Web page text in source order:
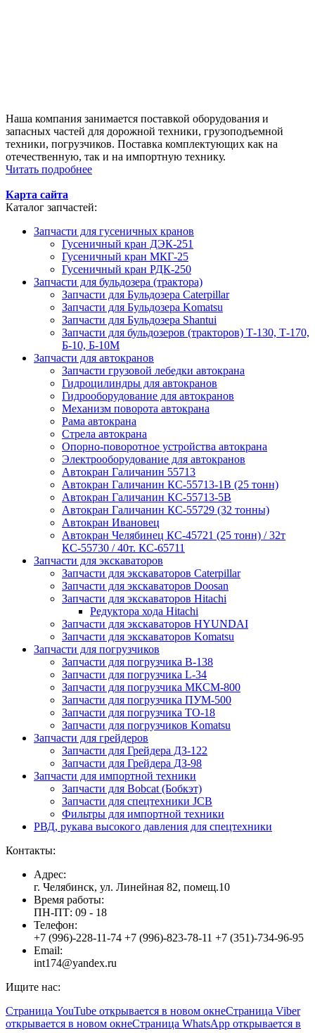
Наша компания занимается поставкой оборудования и
запасных частей для дорожной техники, грузоподъемной
техники, погрузчиков. Поставка комплектующих как на
отечественную, так и на импортную технику.
Читать подробнее
Карта сайта
Каталог запчастей:
Запчасти для гусеничных кранов
Гусеничный кран ДЭК-251
Гусеничный кран МКГ-25
Гусеничный кран РДК-250
Запчасти для бульдозера (трактора)
Запчасти для Бульдозера Caterpillar
Запчасти для Бульдозера Komatsu
Запчасти для Бульдозера Shantui
Запчасти для бульдозеров (тракторов) Т-130, Т-170,
Б-10, Б-10М
Запчасти для автокранов
Запчасти грузовой лебедки автокрана
Гидроцилиндры для автокранов
Гидрооборудование для автокранов
Механизм поворота автокрана
Рама автокрана
Стрела автокрана
Опорно-поворотное устройства автокрана
Электрооборудование для автокранов
Автокран Галичанин 55713
Автокран Галичанин КС-55713-1В (25 тонн)
Автокран Галичанин КС-55713-5В
Автокран Галичанин КС-55729 (32 тонны)
Автокран Ивановец
Автокран Челябинец КС-45721 (25 тонн) / 32т
КС-55730 / 40т. КС-65711
Запчасти для экскаваторов
Запчасти для экскаваторов Caterpillar
Запчасти для экскаваторов Doosan
Запчасти для экскаваторов Hitachi
Редуктора хода Hitachi
Запчасти для экскаваторов HYUNDAI
Запчасти для экскаваторов Komatsu
Запчасти для погрузчиков
Запчасти для погрузчика B-138
Запчасти для погрузчика L-34
Запчасти для погрузчика МКСМ-800
Запчасти для погрузчика ПУМ-500
Запчасти для погрузчика ТО-18
Запчасти для погрузчиков Komatsu
Запчасти для грейдеров
Запчасти для Грейдера ДЗ-122
Запчасти для Грейдера ДЗ-98
Запчасти для импортной техники
Запчасти для Bobcat (Бобкэт)
Запчасти для спецтехники JCB
Фильтры для импортной техники
РВД, рукава высокого давления для спецтехники
Контакты:
Адрес:
г. Челябинск, ул. Линейная 82, помещ.10
Время работы:
ПН-ПТ: 09 - 18
Телефон:
+7 (996)-228-11-74 +7 (996)-823-78-11 +7 (351)-734-96-95
Email:
int174@yandex.ru
Ищите нас:
Страница YouTube открывается в новом окнеСтраница Viber
открывается в новом окнеСтраница WhatsApp открывается в